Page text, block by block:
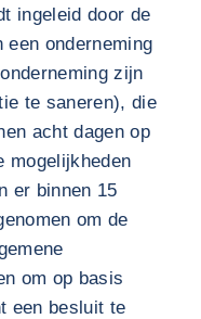
ingeleid door de
onderneming
zijn
te saneren), die
acht dagen op
mogelijkheden
er binnen 15
om de
om op basis
een besluit te